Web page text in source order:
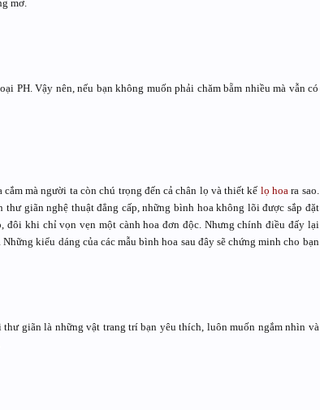
mơ.
PH. Vậy nên, nếu bạn không muốn phải chăm bẵm nhiều mà vẫn có
mà người ta còn chú trọng đến cả chân lọ và thiết kế lọ hoara sao.
giãn nghệ thuật đẳng cấp, những bình hoa không lõi được sắp đặt
đôi khi chỉ vọn vẹn một cành hoa đơn độc. Nhưng chính điều đấy lại
kiểu dáng của các mẫu bình hoa sau đây sẽ chứng minh cho bạn
giãn là những vật trang trí bạn yêu thích, luôn muốn ngắm nhìn và